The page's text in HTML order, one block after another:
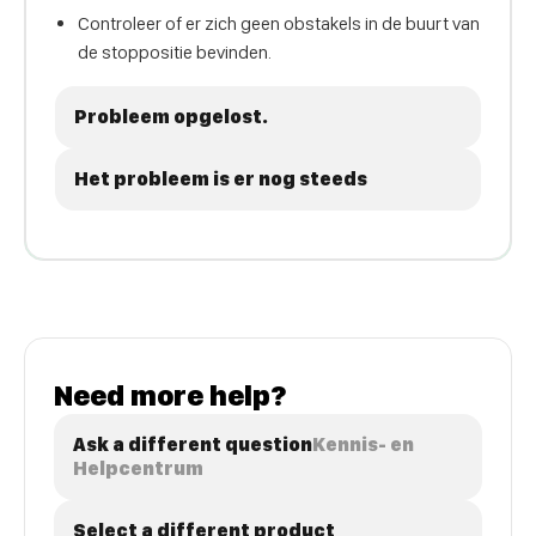
Controleer of er zich geen obstakels in de buurt van
de stoppositie bevinden.
Probleem opgelost.
Het probleem is er nog steeds
Need more help?
Ask a different questionKennis- en
Helpcentrum
Select a different product